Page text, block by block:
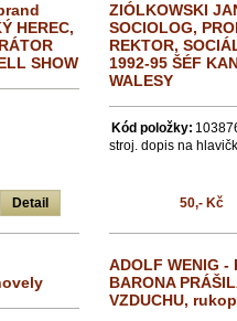
HEREC,
SHOW
Detail
ZIÓLKOWSKI
SOCIOLOG,
REKTOR,
1992-95 ŠÉF
WALESY
Kód položky:
stroj. dopis na
50,- Kč
ADOLF WENIG -
BARONA
VZDUCHU,